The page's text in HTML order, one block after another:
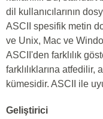
dil kullanıcılarının
ASCII spesifik metin
ve Unix, Mac ve
ASCII'den farklılık
farklılıklarına
kümesidir. ASCII ile
Geliştirici